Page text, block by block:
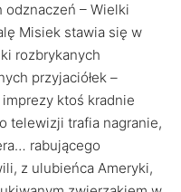
– Wielki
Misiek stawia się w
rozbrykanych
przyjaciółek –
ktoś kradnie
telewizji trafia nagranie,
rabującego
z ulubieńca Ameryki,